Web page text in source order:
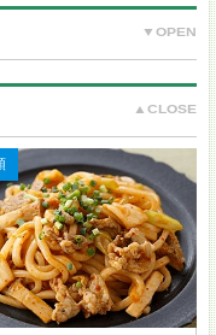
青魚でも美味しくい